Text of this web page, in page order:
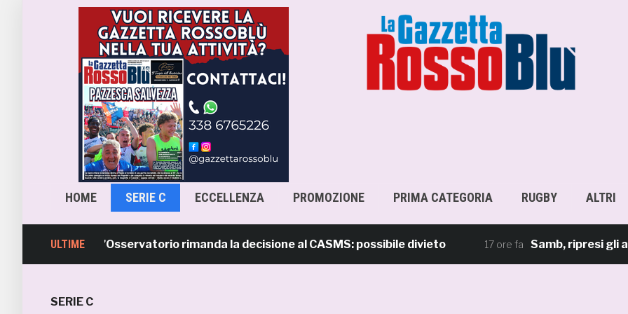
HOME SERIE C ECCELLENZA PROMOZIONE PRIMA CATEGORIA RUGBY ALTRI
ULTIME
Samb, l’Osservatorio rimanda la decisione al CASMS: possibile divieto 17 ore fa Samb, ripresi gli
SERIE C